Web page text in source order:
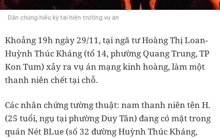
Dân chúng hiếu kỳ tại hiện trường vụ án
Khoảng 19h ngày 29/11, tại ngã tư Hoàng Thị Loan-
Huỳnh Thúc Kháng (tổ 14, phường Quang Trung, TP
Kon Tum) xảy ra vụ án mạng kinh hoàng, làm một
thanh niên chết tại chỗ.
Các nhân chứng tường thuật: nam thanh niên tên H.
(25 tuổi, ngụ tại phường Duy Tân) đang có mặt trong
quán Nét BLue (số 32 đường Huỳnh Thúc Kháng,